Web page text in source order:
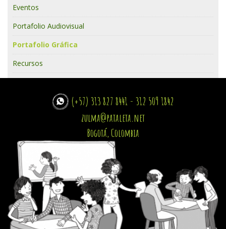
Eventos
Portafolio Audiovisual
Portafolio Gráfica
Recursos
(+57) 313 827 8441 - 312 509 1842
zulma@pataleta.net
Bogotá, Colombia